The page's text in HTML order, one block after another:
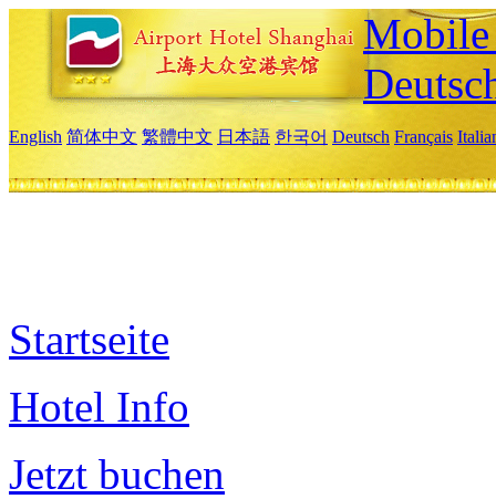
Mobile
English 简体中文 繁體中文 日本語 한국어 Deutsch Français
Startseite
Hotel Info
Jetzt buchen